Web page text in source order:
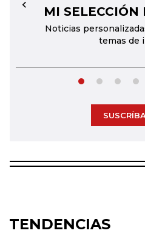
MI SELECCIÓN
Noticias
temas de
←
TENDENCIAS